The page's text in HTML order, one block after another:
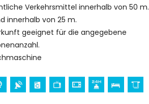
Verkehrsmittel innerhalb von 50 m.
innerhalb von 25 m.
geeignet für die angegebene